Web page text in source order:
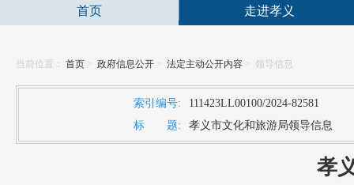
首页 走进孝义
当前位置： 首页 > 政府信息公开 > 法定主动公开内容 > 领导信息
索引编号:
111423LL00100/2024-82581
标 题:
孝义市文化和旅游局领导信息
孝